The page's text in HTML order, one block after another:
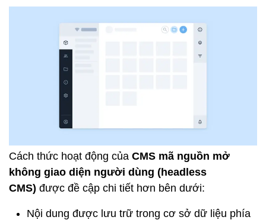
Cách thức hoạt động của CMS mã nguồn mở
không giao diện người dùng (headless
CMS) được đề cập chi tiết hơn bên dưới:
Nội dung được lưu trữ trong cơ sở dữ liệu phía